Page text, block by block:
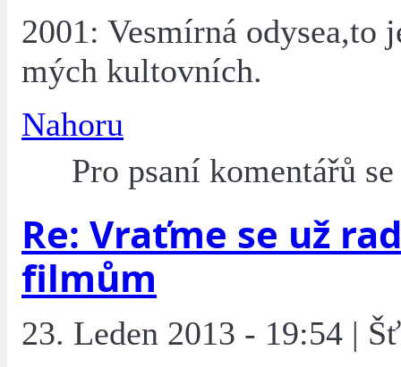
2001: Vesmírná odysea,to
mých kultovních.
Nahoru
Pro psaní komentářů
Re: Vraťme se už
filmům
23. Leden 2013 - 19:54 |